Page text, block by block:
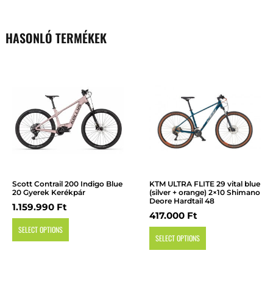
HASONLÓ TERMÉKEK
Scott Contrail 200 Indigo Blue
20 Gyerek Kerékpár
1.159.990 Ft
SELECT OPTIONS
KTM ULTRA FLITE 29 vital blue
(silver + orange) 2×10 Shimano
Deore Hardtail 48
417.000 Ft
SELECT OPTIONS